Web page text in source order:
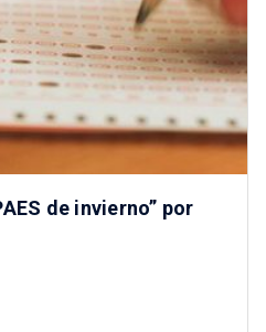
de invierno” por